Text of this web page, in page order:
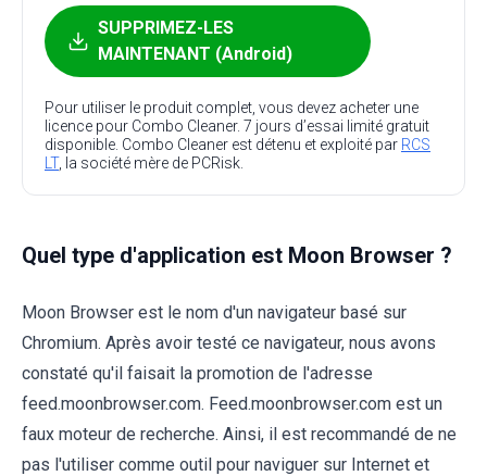
SUPPRIMEZ-LES
MAINTENANT (Android)
Pour utiliser le produit complet, vous devez acheter une
licence pour Combo Cleaner. 7 jours d’essai limité gratuit
disponible. Combo Cleaner est détenu et exploité par RCS
LT, la société mère de PCRisk.
Quel type d'application est Moon Browser ?
Moon Browser est le nom d'un navigateur basé sur
Chromium. Après avoir testé ce navigateur, nous avons
constaté qu'il faisait la promotion de l'adresse
feed.moonbrowser.com. Feed.moonbrowser.com est un
faux moteur de recherche. Ainsi, il est recommandé de ne
pas l'utiliser comme outil pour naviguer sur Internet et